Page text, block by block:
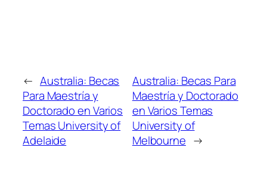
← Australia: Becas
Para Maestría y
Doctorado en Varios
Temas University of
Adelaide
Australia: Becas Para
Maestría y Doctorado
en Varios Temas
University of
Melbourne →